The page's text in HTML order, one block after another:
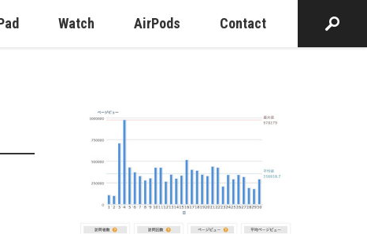
Watch AirPods Contact